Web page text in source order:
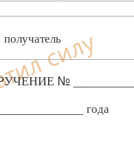
№ __________
года